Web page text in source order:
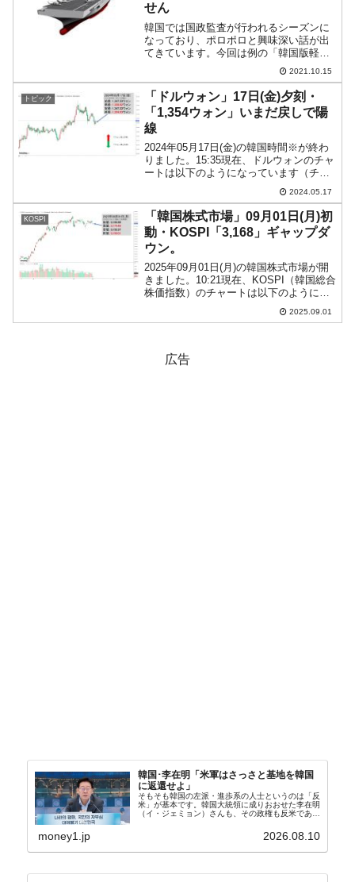
せん
韓国では国政監査が行われるシーズンに
なっており、ポロポロと興味深い話が出
てきています。今回は例の「韓国版軽空
母」についてご紹介します。韓国メディ
ア『韓国経済』に国会国防委員会の海軍
本部の国政監査で与野党議員が韓国版軽
空母について激突した模様...
2021.10.15
トピック
「ドルウォン」17日(金)夕刻・
「1,354ウォン」いまだ戻しで陽
線
2024年05月17日(金)の韓国時間※が終わ
りました。15:35現在、ドルウォンのチャ
ートは以下のようになっています（チャ
ートは『Investing.com』より引用）。前
日からの戻しの途中でいまだ陽線。現在
のところ「1ドル＝1,354ウ...
2024.05.17
KOSPI
「韓国株式市場」09月01日(月)初
動・KOSPI「3,168」ギャップダ
ウン。
2025年09月01日(月)の韓国株式市場が開
きました。10:21現在、KOSPI（韓国総合
株価指数）のチャートは以下のようにな
『Investing.com』より引用）。ギャップ
2025.09.01
広告
韓国･李在明「米軍はさっさと基地を韓国
に返還せよ」
そもそも韓国の左派・進歩系の人士というのは「反
米」が基本です。韓国大統領に成りおおせた李在明
（イ・ジェミョン）さんも、その政権も反米であ
（アン・ギュベク）さんが国防部長（長官）を努め
money1.jp 2026.08.10